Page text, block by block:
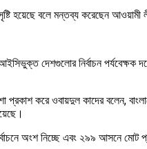
হয়েছে বলে মন্তব্য করেছেন
দেশগুলোর নির্বাচন
প্রকাশ করে ওবায়দুল কাদের বলেন,
অংশ নিচ্ছে এবং ২৯৯ আসনে